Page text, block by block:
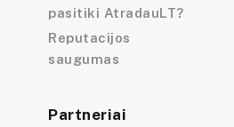
pasitiki AtradauLT?
Reputacijos
saugumas
Partneriai